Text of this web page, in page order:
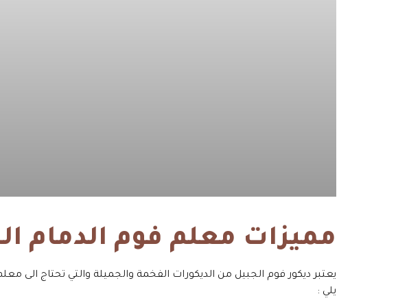
مميزات معلم فوم الدمام
يعتبر ديكور فوم الجبيل من الديكورات الفخمة والجميلة والتي تحتاج الى
يلي :